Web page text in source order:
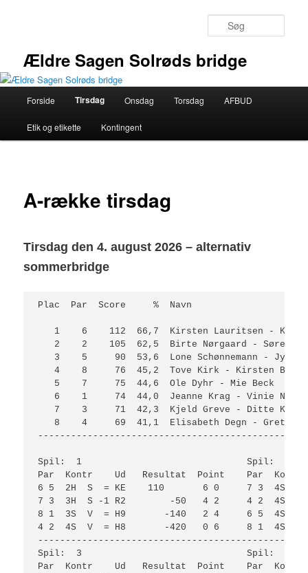
Ældre Sagen Solrøds bridge
Forside Tirsdag Onsdag Torsdag AFBUD
Etik og etikette Kontingent
A-række tirsdag
Tirsdag den 4. august 2026 – alternativ
sommerbridge
Plac  Par  Score     %  Navn
1    6    112  66,7  Kirsten Lauritsen - Kurt
2    2    105  62,5  Birte Nørgaard - Søren
3    5     90  53,6  Lone Schønnemann - Jytte
4    8     76  45,2  Tove Kirk - Kirsten
5    7     75  44,6  Ole Dyhr - Mie Beck
6    1     74  44,0  Jeanne Krag - Vinie
7    3     71  42,3  Kjeld Greve - Ditte
8    4     69  41,1  Elisabeth Degn - Grethe
Spil:  1
Par  Kontr    Ud   Resultat  Point    Par
6 5  2H  S  = KE    110       6 0     7 3  4S
7 3  3H  S -1 R2        -50   4 2     4 2  4S  Ø
8 1  3S  V  = H9       -140   2 4     6 5  4S  Ø
4 2  4S  V  = H8       -420   0 6     8 1  4S  Ø
Spil:  3
Par  Kontr    Ud   Resultat  Point    Par